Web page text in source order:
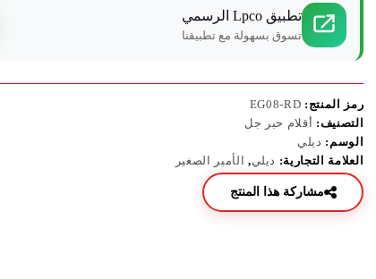
تطبيق Lpco الرسمي
تسوق بسهولة مع تطبيقنا
رمز المنتج: EG08-RD
التصنيف: أقلام حبر جل
الوسم: ديلي
العلامة التجارية: ديلي, الأمير الصغير
مشاركة هذا المنتج